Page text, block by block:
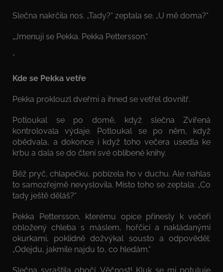
Slečna nakrčila nos. „Tady?“ zeptala se. „U mě doma?“
„Jmenuji se Pekka. Pekka Pettersson.“
*
Kde se Pekka vetře
Pekka proklouzl dveřmi a ihned se vetřel dovnitř.
Potloukal se po domě, když slečna Zvířená
kontrolovala výdaje. Potloukal se po něm, když
obědvala, a dokonce i když toho večera usedla ke
krbu a dala se do čtení své oblíbené knihy.
Běž pryč, chlapečku, pobízela ho v duchu. Ale nahlas
to samozřejmě nevyslovila. Místo toho se zeptala: „Co
tady ještě děláš?“
Pekka Pettersson, kterému opice přinesly k večeři
obložený chleba s máslem, hořčicí a nakládanými
okurkami, poklidně dožvýkal sousto a odpověděl:
„Odejdu, jakmile najdu to, co hledám.“
Slečna svraštila obočí. Věčnost! Kluk se mi potuluje